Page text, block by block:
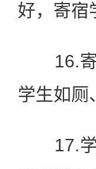
好，寄宿
16.寄
学生如厕
17.学